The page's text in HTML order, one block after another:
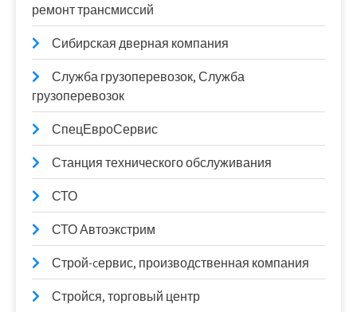
ремонт трансмиссий
Сибирская дверная компания
Служба грузоперевозок, Служба
грузоперевозок
СпецЕвроСервис
Станция технического обслуживания
СТО
СТО Автоэкстрим
Строй-cервис, производственная компания
Стройся, торговый центр